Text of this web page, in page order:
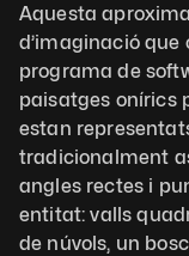
Aquesta
d’imaginació que
programa de
paisatges onírics
estan
tradicionalment
angles rectes i
entitat: valls
de núvols, un